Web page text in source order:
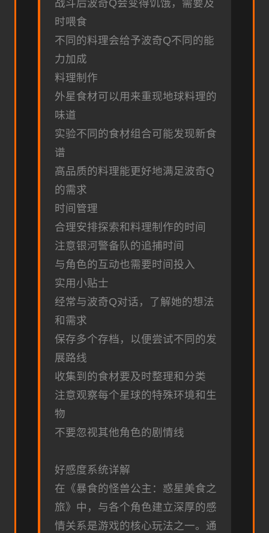
战斗后波奇Q会变得饥饿，需要及
时喂食
不同的料理会给予波奇Q不同的能
力加成
料理制作
外星食材可以用来重现地球料理的
味道
实验不同的食材组合可能发现新食
谱
高品质的料理能更好地满足波奇Q
的需求
时间管理
合理安排探索和料理制作的时间
注意银河警备队的追捕时间
与角色的互动也需要时间投入
实用小贴士
经常与波奇Q对话，了解她的想法
和需求
保存多个存档，以便尝试不同的发
展路线
收集到的食材要及时整理和分类
注意观察每个星球的特殊环境和生
物
不要忽视其他角色的剧情线
好感度系统详解
在《暴食的怪兽公主：惑星美食之
旅》中，与各个角色建立深厚的感
情关系是游戏的核心玩法之一。通